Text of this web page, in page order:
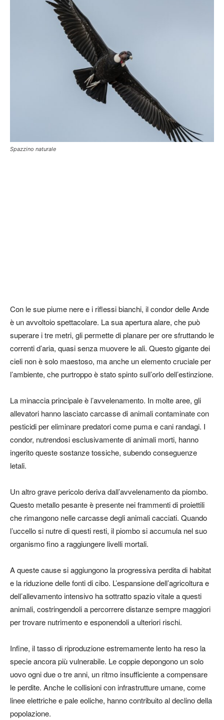
Spazzino naturale
Con le sue piume nere e i riflessi bianchi, il condor delle Ande
è un avvoltoio spettacolare. La sua apertura alare, che può
superare i tre metri, gli permette di planare per ore sfruttando le
correnti d’aria, quasi senza muovere le ali. Questo gigante dei
cieli non è solo maestoso, ma anche un elemento cruciale per
l’ambiente, che purtroppo è stato spinto sull’orlo dell’estinzione.
La minaccia principale è l’avvelenamento. In molte aree, gli
allevatori hanno lasciato carcasse di animali contaminate con
pesticidi per eliminare predatori come puma e cani randagi. I
condor, nutrendosi esclusivamente di animali morti, hanno
ingerito queste sostanze tossiche, subendo conseguenze
letali.
Un altro grave pericolo deriva dall’avvelenamento da piombo.
Questo metallo pesante è presente nei frammenti di proiettili
che rimangono nelle carcasse degli animali cacciati. Quando
l’uccello si nutre di questi resti, il piombo si accumula nel suo
organismo fino a raggiungere livelli mortali.
A queste cause si aggiungono la progressiva perdita di habitat
e la riduzione delle fonti di cibo. L’espansione dell’agricoltura e
dell’allevamento intensivo ha sottratto spazio vitale a questi
animali, costringendoli a percorrere distanze sempre maggiori
per trovare nutrimento e esponendoli a ulteriori rischi.
Infine, il tasso di riproduzione estremamente lento ha reso la
specie ancora più vulnerabile. Le coppie depongono un solo
uovo ogni due o tre anni, un ritmo insufficiente a compensare
le perdite. Anche le collisioni con infrastrutture umane, come
linee elettriche e pale eoliche, hanno contribuito al declino della
popolazione.